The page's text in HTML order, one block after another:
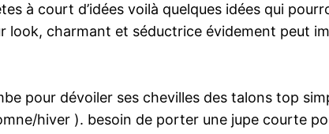
à court d’idées voilà quelques idées qui
look, charmant et séductrice évidement peut
pour dévoiler ses chevilles des talons top
hiver ). besoin de porter une jupe courte